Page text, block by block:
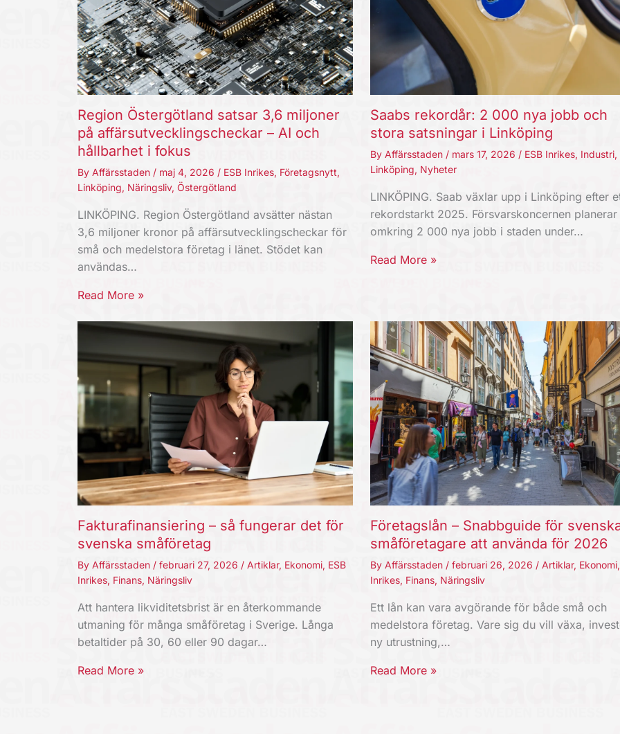
Region Östergötland satsar 3,6 miljoner
på affärsutvecklingscheckar – AI och
hållbarhet i fokus
By Affärsstaden / maj 4, 2026 / ESB Inrikes, Företagsnytt,
Linköping, Näringsliv, Östergötland
LINKÖPING. Region Östergötland avsätter nästan
3,6 miljoner kronor på affärsutvecklingscheckar för
små och medelstora företag i länet. Stödet kan
användas…
Read More »
Saabs rekordår: 2 000 nya jobb och
stora satsningar i Linköping
By Affärsstaden / mars 17, 2026 / ESB Inrikes, Industri,
Linköping, Nyheter
LINKÖPING. Saab växlar upp i Linköping efter
rekordstarkt 2025. Försvarskoncernen planerar
omkring 2 000 nya jobb i staden under…
Read More »
Fakturafinansiering – så fungerar det för
svenska småföretag
By Affärsstaden / februari 27, 2026 / Artiklar, Ekonomi, ESB
Inrikes, Finans, Näringsliv
Att hantera likviditetsbrist är en återkommande
utmaning för många småföretag i Sverige. Långa
betaltider på 30, 60 eller 90 dagar…
Read More »
Företagslån – Snabbguide för
småföretagare att använda för 2026
By Affärsstaden / februari 26, 2026 / Artiklar, Ekonomi
Inrikes, Finans, Näringsliv
Ett lån kan vara avgörande för både små och
medelstora företag. Vare sig du vill växa,
ny utrustning,…
Read More »